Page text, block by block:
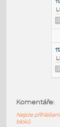
Komentáře:
Nejste
bloků